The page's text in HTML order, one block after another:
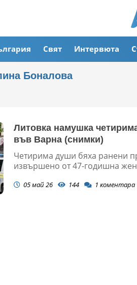
Свят Интервюта
Боналова
Литовка намушка
във Варна (снимки)
Четирима души бяха ранени
извършено от 47-годишна
05 май 26 144 1 коментара